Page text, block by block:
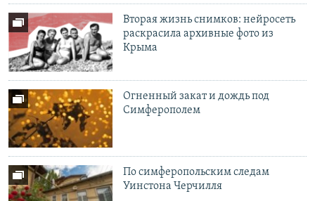
Вторая жизнь снимков: нейросеть
раскрасила архивные фото из
Крыма
Огненный закат и дождь под
Симферополем
По симферопольским следам
Уинстона Черчилля